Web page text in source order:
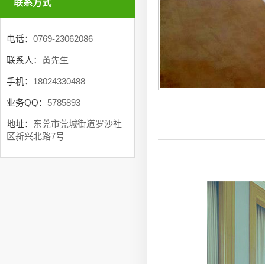
联系方式
电话： 0769-23062086
联系人： 黄先生
手机： 18024330488
业务QQ： 5785893
地址： 东莞市莞城街道罗沙社
区新兴北路7号